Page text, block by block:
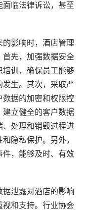
临法律诉讼，甚至
影响时，酒店管理
先，加强数据安全
训，确保员工能够
生。其次，采取严
据的加密和权限控
立健全的客户数据
处理和销毁过程进
隐私保护。另外，
，能够及时、有效
泄露对酒店的影响
和支持。行业协会